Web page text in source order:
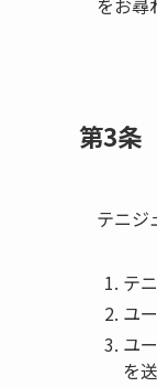
第3条
テニジ
テ
ユ
ユ
を